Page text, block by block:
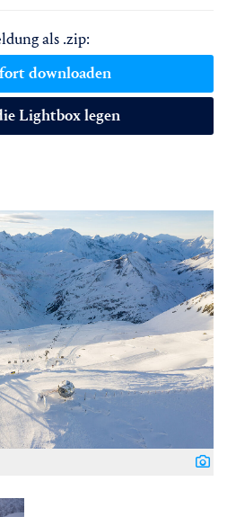
als .zip:
downloaden
Lightbox legen